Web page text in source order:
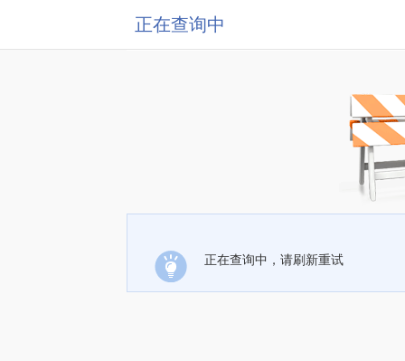
正在查询中
正在查询中，请刷新重试